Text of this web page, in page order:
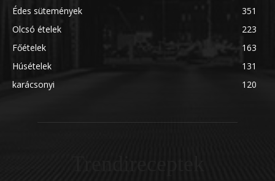
Édes sütemények
351
Olcsó ételek
223
Főételek
163
Húsételek
131
karácsonyi
120